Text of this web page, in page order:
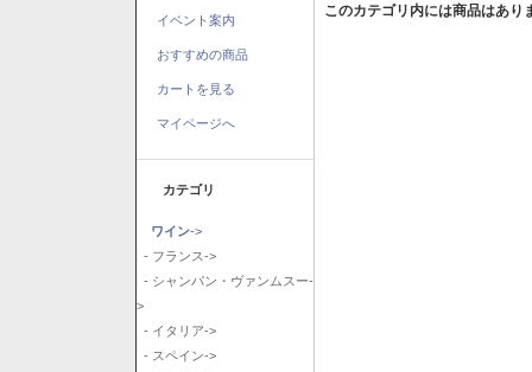
イベント案内
おすすめの商品
カートを見る
マイページへ
カテゴリ
ワイン->
- フランス->
- シャンパン・ヴァンムスー-
>
- イタリア->
- スペイン->
このカテゴリ内には商品はあり